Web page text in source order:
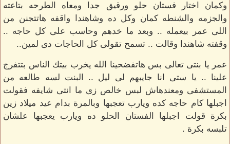
وكمان اختار فستان حلو ورقيق جدا ومعاه الطرحه بتاعته
والجزمه والشنطه كمان وكل ده وشاهندا واقفه هاتتجنن من
اللى عمر بيعمله .. وبعد ما خدهم وحاسب على كل حاجه ..
وقفته شاهندا وقالت .. تسمح تقولى كل الحاجات دى لمين..
عمر يا بنتى تعالى بس هاتفضحينا الله يخرب بيتك الناس بتتفرج
علينا .. يا ستى انا جايبهم لى ليل .. البنت لسه طالعه من
المستشفى ومعندهاش لبس خالص زى ما انتى شايفه فقولت
اجبلها كام حاجه كده ويارب تعجبها وبالمرة بدام عيد ميلاد زين
بكرة قولت اجبلها الفستان الحلو ده ويارب يعجبها علشان
تلبسه بكرة .